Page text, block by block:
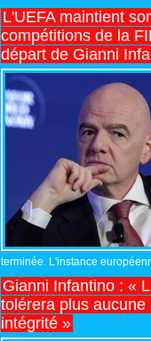
L'UEFA maintient
compétitions de la
départ de Gianni
terminée. L'instance
Gianni Infantino : «
tolérera plus aucune
intégrité »